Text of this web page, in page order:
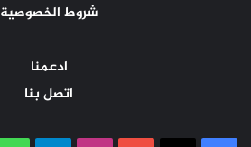
شروط الخصوصية
ادعمنا
اتصل بنا